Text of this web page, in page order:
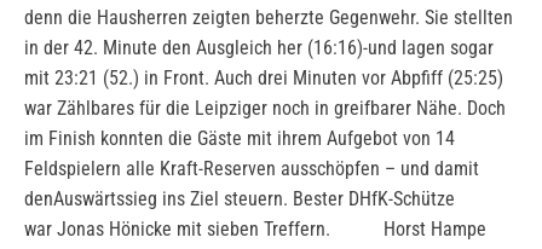
denn die Hausherren zeigten beherzte Gegenwehr. Sie stellten
in der 42. Minute den Ausgleich her (16:16)-und lagen sogar
mit 23:21 (52.) in Front. Auch drei Minuten vor Abpfiff (25:25)
war Zählbares für die Leipziger noch in greifbarer Nähe. Doch
im Finish konnten die Gäste mit ihrem Aufgebot von 14
Feldspielern alle Kraft-Reserven ausschöpfen – und damit
denAuswärtssieg ins Ziel steuern. Bester DHfK-Schütze
war Jonas Hönicke mit sieben Treffern. Horst Hampe